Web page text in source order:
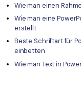
Wie man einen
Wie man eine
erstellt
Beste Schriftart für
einbetten
Wie man Text in